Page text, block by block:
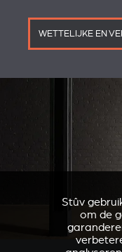
WETTELIJKE EN
Stûv
om de